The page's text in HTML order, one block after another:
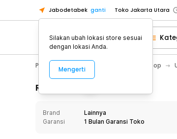
Jabodetabek ganti Toko Jakarta Utara
Toko Tangerang
Toko Cikupa
Pick n Go Jakarta
Pick n Go Bekasi
PC & Laptop Kabel Komputer / Laptop
Rincian Produk
Brand
Lainnya
Garansi
1 Bulan Garansi Toko
Silakan ubah lokasi store sesuai
dengan lokasi Anda.
Mengerti